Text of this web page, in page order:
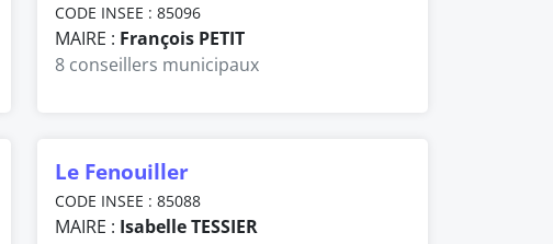
CODE INSEE : 85096
MAIRE : François PETIT
8 conseillers municipaux
Le Fenouiller
CODE INSEE : 85088
MAIRE : Isabelle TESSIER